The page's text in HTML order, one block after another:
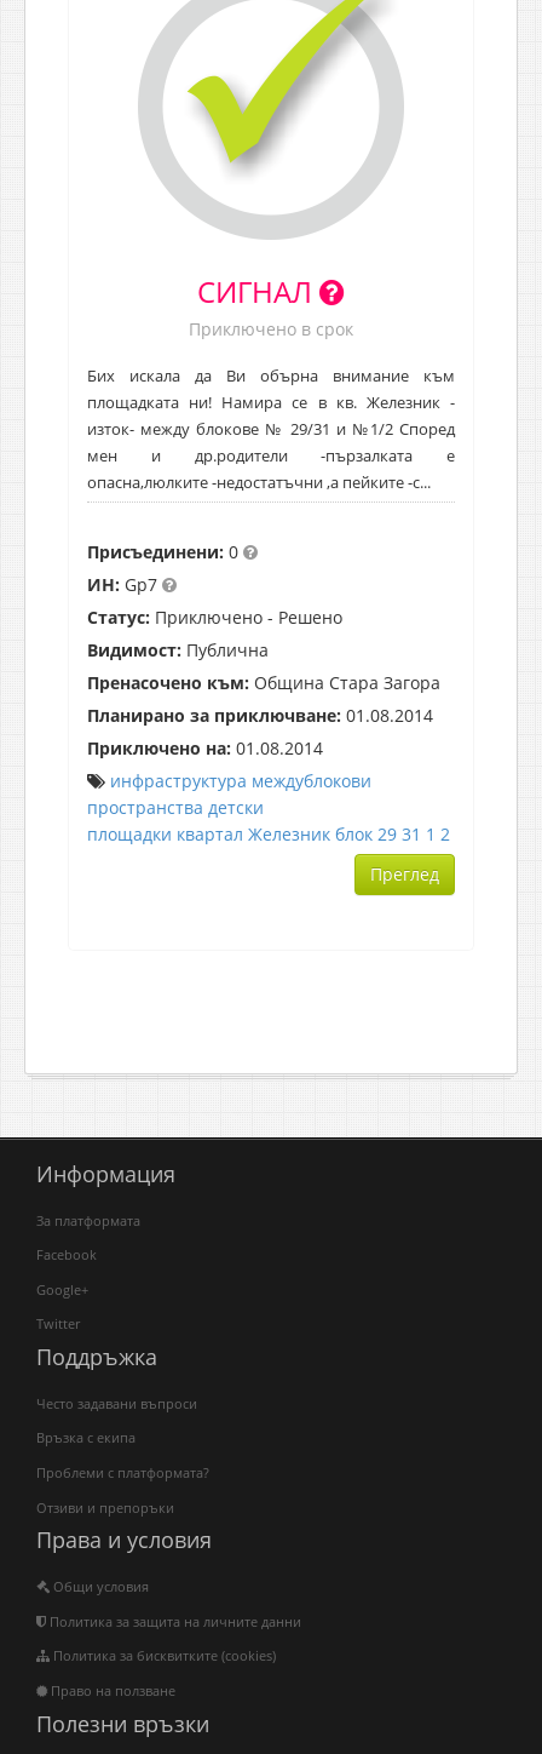
СИГНАЛ
Приключено в срок
Бих искала да Ви обърна внимание към
площадката ни! Намира се в кв. Железник -
изток- между блокове № 29/31 и №1/2 Според
мен и др.родители -пързалката е
опасна,люлките -недостатъчни ,а пейките -с...
Присъединени: 0
ИН: Gp7
Статус: Приключено - Решено
Видимост: Публична
Пренасочено към: Община Стара Загора
Планирано за приключване: 01.08.2014
Приключено на: 01.08.2014
инфраструктура междублокови
пространства детски
площадки квартал Железник блок 29 31 1 2
Преглед
Информация
За платформата
Facebook
Google+
Twitter
Поддръжка
Често задавани въпроси
Връзка с екипа
Проблеми с платформата?
Отзиви и препоръки
Права и условия
Общи условия
Политика за защита на личните данни
Политика за бисквитките (cookies)
Право на ползване
Полезни връзки